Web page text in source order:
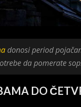
donosi period
da pomerate
DO